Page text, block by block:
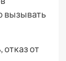
вызывать
отказ от